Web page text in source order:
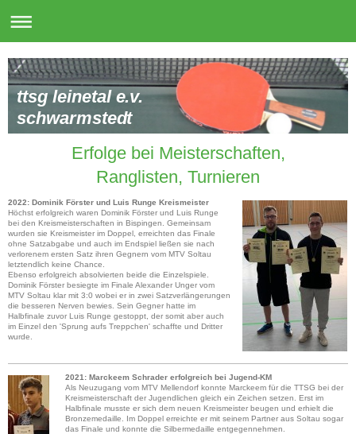
ttsg leinetal e.v.
schwarmstedt
Erfolge bei Meisterschaften,
Ranglisten, Turnieren
2022: Dominik Förster und Luis Runge Kreismeister
Höchst erfolgreich waren Dominik Förster und Luis Runge
bei den Kreismeisterschaften in Bispingen. Gemeinsam
wurden sie Kreismeister im Doppel, erreichten das Finale
ohne Satzabgabe und auch im Endspiel ließen sie nach
verlorenem ersten Satz ihren Gegnern vom MTV Soltau
letztendlich keine Chance.
Ebenso erfolgreich absolvierten beide die Einzelspiele.
Dominik Förster besiegte im Finale Alexander Unger vom
MTV Soltau klar mit 3:0 wobei er in zwei Satzverlängerungen
die besseren Nerven bewies. Sein Gegner hatte im
Halbfinale zuvor Luis Runge gestoppt, der somit aber auch
im Einzel den 'Sprung aufs Treppchen' schaffte und Dritter
wurde.
2021: Marckeem Schrader erfolgreich bei Jugend-KM
Als Neuzugang vom MTV Mellendorf konnte Marckeem für die TTSG bei der
Kreismeisterschaft der Jugendlichen gleich ein Zeichen setzen. Erst im
Halbfinale musste er sich dem neuen Kreismeister beugen und erhielt die
Bronzemedaille. Im Doppel erreichte er mit seinem Partner aus Soltau sogar
das Finale und konnte die Silbermedaille entgegennehmen.